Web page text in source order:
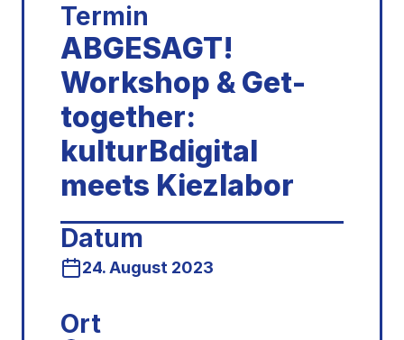
Termin
ABGESAGT!
Workshop & Get-
together:
kulturBdigital
meets Kiezlabor
Datum
24. August 2023
Ort